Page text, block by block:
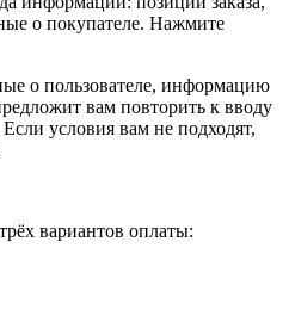
о покупателе. Нажмите
о пользователе, информацию
вам повторить к вводу
условия вам не подходят,
вариантов оплаты: